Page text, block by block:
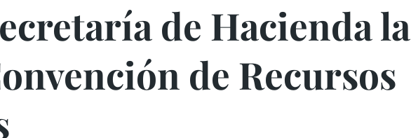
de Hacienda la
de Recursos